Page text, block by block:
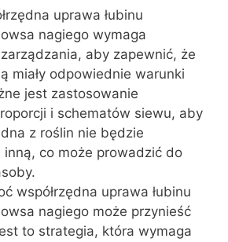
uprawa łubinu
nagiego wymaga
aby zapewnić, że
miały odpowiednie warunki
jest zastosowanie
i schematów siewu, aby
z roślin nie będzie
co może prowadzić do
współrzędna uprawa łubinu
nagiego może przynieść
to strategia, która wymaga